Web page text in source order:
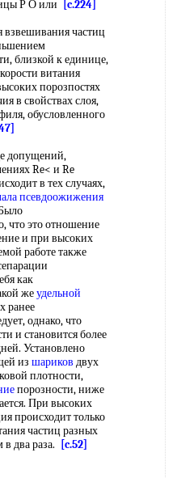
Р О или
[c.224]
частиц
близкой к единице,
витания
порозпостях
в свойствах слоя,
обусловленного
допущений,
Re< и Re
в тех случаях,
псевдоожижения
что это отношение
и при высоких
работе также
как
жеудельной
ранее
однако, что
и становится более
Установлено
из шариков двух
плотности,
порозности, ниже
При высоких
происходит только
частиц разных
два раза.
[c.52]